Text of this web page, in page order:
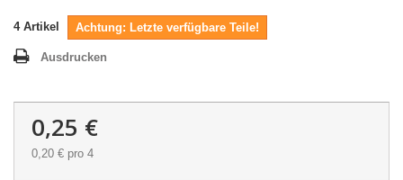
4 Artikel Achtung: Letzte verfügbare Teile!
Ausdrucken
0,25 €
0,20 € pro 4